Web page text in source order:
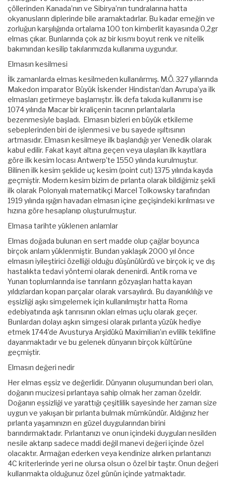
çöllerinden Kanada’nın ve Sibirya’nın tundralarına hatta
okyanusların diplerinde bile aramaktadırlar. Bu kadar emeğin ve
zorluğun karşılığında ortalama 100 ton kimberlit kayasında 0,2gr
elmas çıkar. Bunlarında çok az bir kısmı boyut renk ve nitelik
bakımından kesilip takılarımızda kullanıma uygundur.
Elmasın kesilmesi
İlk zamanlarda elmas kesilmeden kullanılırmış. M.Ö. 327 yıllarında
Makedon imparator Büyük İskender Hindistan’dan Avrupa’ya ilk
elmasları getirmeye başlamıştır. İlk defa takıda kullanımı ise
1074 yılında Macar bir kraliçenin tacının pırlantalarla
bezenmesiyle başladı. Elmasın bizleri en büyük etkileme
sebeplerinden biri de işlenmesi ve bu sayede ışıltısının
artmasıdır. Elmasın kesilmeye ilk başlandığı yer Venedik olarak
kabul edilir. Fakat kayıt altına geçen veya ulaşılan ilk kayıtlara
göre ilk kesim locası Antwerp’te 1550 yılında kurulmuştur.
Bilinen ilk kesim şeklide uç kesim (point cut) 1375 yılında kayda
geçmiştir. Modern kesim bizim de pırlanta olarak bildiğimiz şekli
ilk olarak Polonyalı matematikçi Marcel Tolkowsky tarafından
1919 yılında ışığın havadan elmasın içine geçişindeki kırılması ve
hızına göre hesaplanıp oluşturulmuştur.
Elmasa tarihte yüklenen anlamlar
Elmas doğada bulunan en sert madde olup çağlar boyunca
birçok anlam yüklenmiştir. Bundan yaklaşık 2000 yıl önce
elmasın iyileştirici özelliği olduğu düşünülürdü ve birçok iç ve dış
hastalıkta tedavi yöntemi olarak denenirdi. Antik roma ve
Yunan toplumlarında ise tanrıların gözyaşları hatta kayan
yıldızlardan kopan parçalar olarak varsayılırdı. Bu dayanıklılığı ve
eşsizliği aşkı simgelemek için kullanılmıştır hatta Roma
edebiyatında aşk tanrısının okları elmas uçlu olarak geçer.
Bunlardan dolayı aşkın simgesi olarak pırlanta yüzük hediye
etmek 1744’de Avusturya Arşidükü Maximilian’ın evlilik teklifine
dayanmaktadır ve bu gelenek dünyanın birçok kültürüne
geçmiştir.
Elmasın değeri nedir
Her elmas eşsiz ve değerlidir. Dünyanın oluşumundan beri olan,
doğanın mucizesi pırlantaya sahip olmak her zaman özeldir.
Doğanın eşsizliği ve yarattığı çeşitlilik sayesinde her zaman size
uygun ve yakışan bir pırlanta bulmak mümkündür. Aldığınız her
pırlanta yaşamınızın en güzel duygularından birini
barındırmaktadır. Pırlantanızı ve onun içindeki duyguları nesilden
nesile aktarıp sadece maddi değil manevi değeri içinde özel
olacaktır. Armağan ederken veya kendinize alırken pırlantanızı
4C kriterlerinde yeri ne olursa olsun o özel bir taştır. Onun değeri
kullanmakta olduğunuz özel günün içinde yatmaktadır.